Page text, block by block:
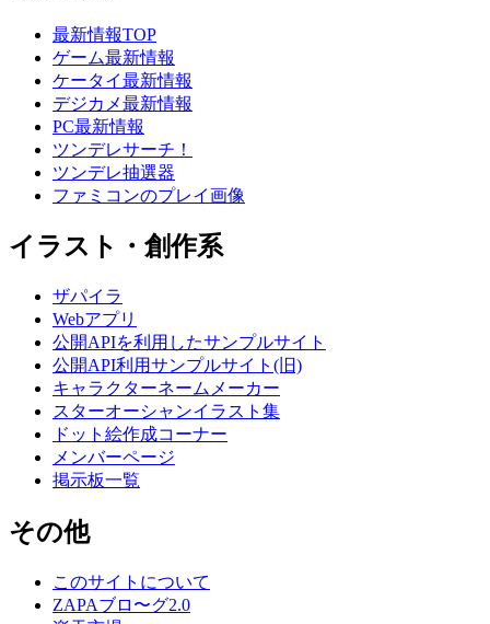
最新情報TOP
ゲーム最新情報
ケータイ最新情報
デジカメ最新情報
PC最新情報
ツンデレサーチ！
ツンデレ抽選器
ファミコンのプレイ画像
イラスト・創作系
ザパイラ
Webアプリ
公開APIを利用したサンプルサイト
公開API利用サンプルサイト(旧)
キャラクターネームメーカー
スターオーシャンイラスト集
ドット絵作成コーナー
メンバーページ
掲示板一覧
その他
このサイトについて
ZAPAブロ〜グ2.0